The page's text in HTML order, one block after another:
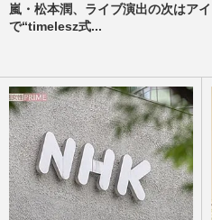
嵐・松本潤、ライブ演出の次はア
で“timelesz式...